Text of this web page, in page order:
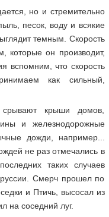
но и стремительно
песок, воду и всякие
темным. Скорость
которые он производит,
вспомним, что скорость
как сильный,
срывают крыши домов,
и железнодорожные
дожди, например...
не раз отмечались в
таких случаев
Смерч прошел по
и Птичь, высосал из
на соседний луг.